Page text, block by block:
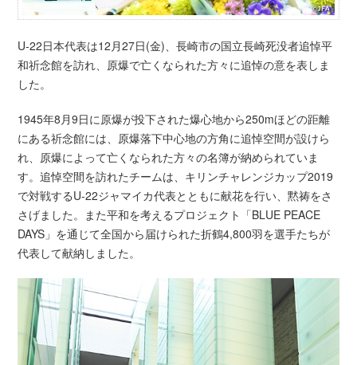
U-22日本代表は12月27日(金)、長崎市の国立長崎死没者追悼平
和祈念館を訪れ、原爆で亡くなられた方々に追悼の意を表しま
した。
1945年8月9日に原爆が投下された爆心地から250mほどの距離
にある祈念館には、原爆落下中心地の方角に追悼空間が設けら
れ、原爆によって亡くなられた方々の名簿が納められていま
す。追悼空間を訪れたチームは、キリンチャレンジカップ2019
で対戦するU-22ジャマイカ代表とともに献花を行い、黙祷をさ
さげました。また平和を考えるプロジェクト「BLUE PEACE
DAYS」を通じて全国から届けられた折鶴4,800羽を選手たちが
代表して献納しました。